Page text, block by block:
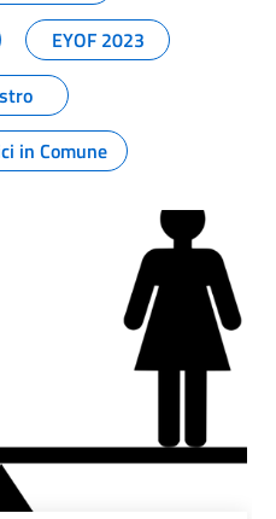
EYOF 2023
in Comune